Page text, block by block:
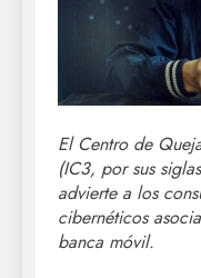
El Centro de
(IC3, por sus
advierte a los
cibernéticos
banca móvil.